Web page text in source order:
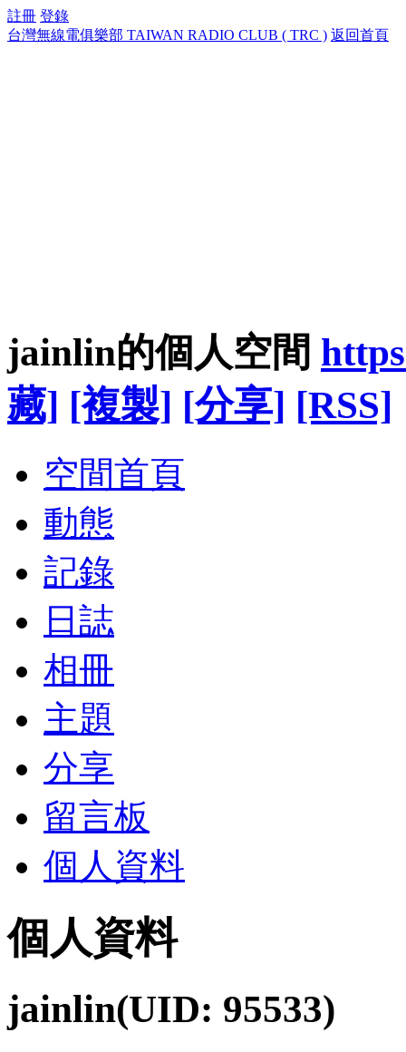
註冊 登錄
台灣無線電俱樂部 TAIWAN RADIO CLUB ( TRC ) 返回首頁
jainlin的個人空間
藏] [複製] [分享] [RSS]
空間首頁
動態
記錄
日誌
相冊
主題
分享
留言板
個人資料
個人資料
jainlin(UID: 95533)